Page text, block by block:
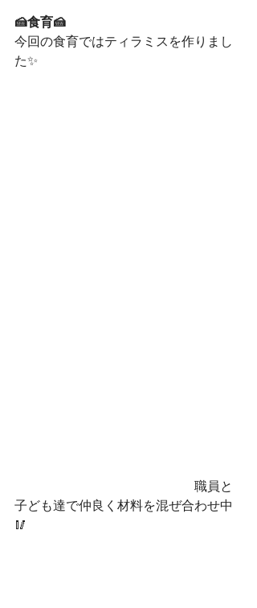
🍰食育🍰
今回の食育ではティラミスを作りまし
た✨
職員と
子ども達で仲良く材料を混ぜ合わせ中
🥢